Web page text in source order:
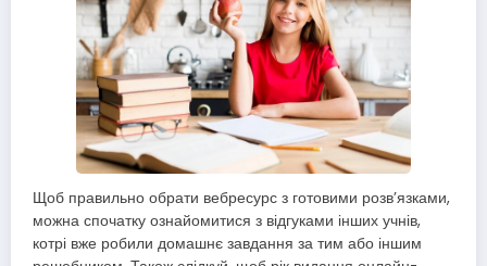
Щоб правильно обрати вебресурс з готовими розв’язками,
можна спочатку ознайомитися з відгуками інших учнів,
котрі вже робили домашнє завдання за тим або іншим